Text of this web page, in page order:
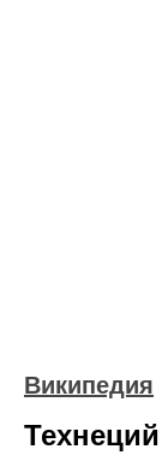
Википедия
Технеций